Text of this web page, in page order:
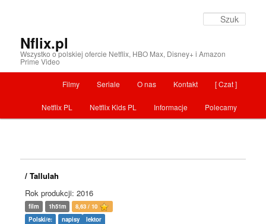
Nflix.pl
Wszystko o polskiej ofercie Netflix, HBO Max, Disney+ i Amazon
Prime Video
Menu główne
Przeskocz do tekstu [ Czat ]
Kontakt
O nas
Seriale
Filmy
Polecamy
Informacje
Netflix Kids PL
Netflix PL
/ Tallulah
Rok produkcji: 2016
film 1h51m
8,63 / 10
Polski/e:
napisy lektor